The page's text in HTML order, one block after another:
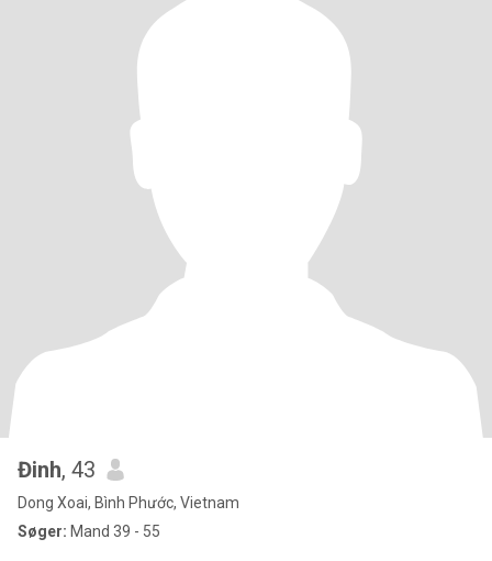
Đinh, 43
Dong Xoai, Bình Phước, Vietnam
Søger: Mand 39 - 55